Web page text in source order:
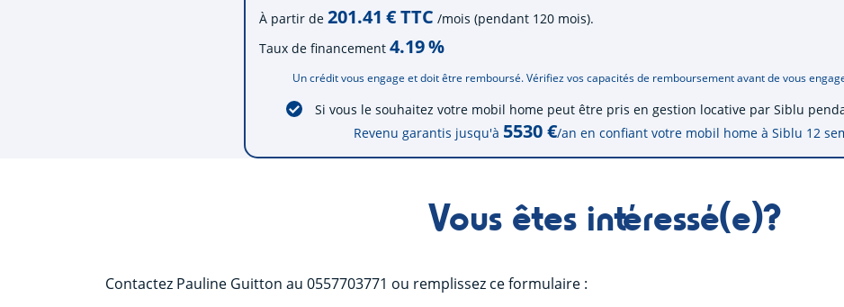
À partir de 201.41 € TTC /mois (pendant 120 mois).
Taux de financement 4.19%
Un crédit vous engage et doit être remboursé. Vérifiez vos capacités de remboursement avant de vous
Si vous le souhaitez votre mobil home peut être pris en gestion locative par Siblu
Revenu garantis jusqu'à 5530 €/an en confiant votre mobil home à Siblu 12
Vous êtes intéressé(e)?
Contactez Pauline Guitton au 0557703771 ou remplissez ce formulaire :